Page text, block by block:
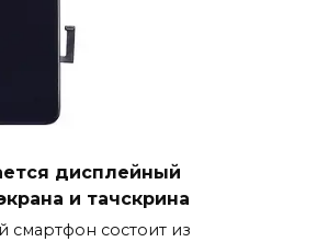
дисплейный
и тачскрина
смартфон состоит из